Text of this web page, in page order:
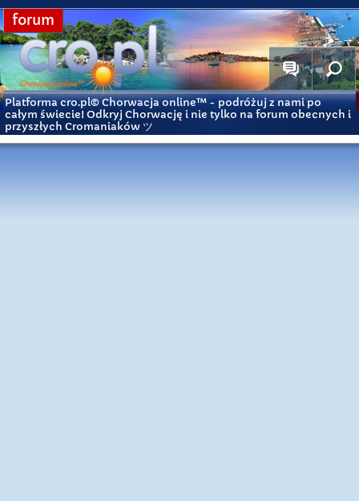
forum
Platforma cro.pl© Chorwacja online™ - podróżuj z nami po
całym świecie! Odkryj Chorwację i nie tylko na forum obecnych i
przyszłych Cromaniaków ツ